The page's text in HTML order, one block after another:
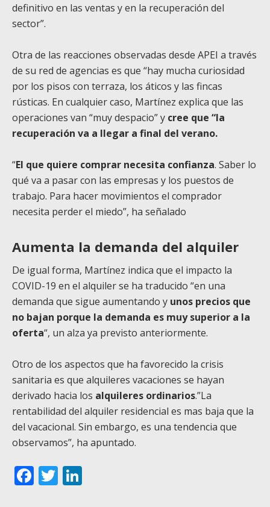
definitivo en las ventas y en la recuperación del
sector”.
Otra de las reacciones observadas desde APEI a través
de su red de agencias es que “hay mucha curiosidad
por los pisos con terraza, los áticos y las fincas
rústicas. En cualquier caso, Martínez explica que las
operaciones van “muy despacio” y cree que “la
recuperación va a llegar a final del verano.
“El que quiere comprar necesita confianza. Saber lo
qué va a pasar con las empresas y los puestos de
trabajo. Para hacer movimientos el comprador
necesita perder el miedo”, ha señalado
Aumenta la demanda del alquiler
De igual forma, Martínez indica que el impacto la
COVID-19 en el alquiler se ha traducido “en una
demanda que sigue aumentando y unos precios que
no bajan porque la demanda es muy superior a la
oferta“, un alza ya previsto anteriormente.
Otro de los aspectos que ha favorecido la crisis
sanitaria es que alquileres vacaciones se hayan
derivado hacia los alquileres ordinarios.”La
rentabilidad del alquiler residencial es mas baja que la
del vacacional. Sin embargo, es una tendencia que
observamos”, ha apuntado.
Facebook
Twitter